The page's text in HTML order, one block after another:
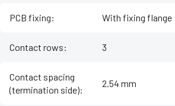
PCB fixing: With fixing flange
Contact rows: 3
Contact spacing
(termination side):
2.54 mm